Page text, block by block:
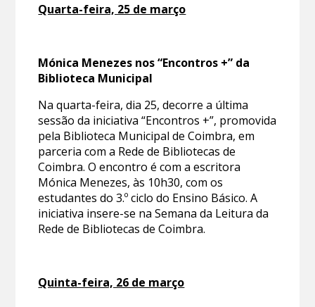
Quarta-feira, 25 de março
Mónica Menezes nos “Encontros +” da
Biblioteca Municipal
Na quarta-feira, dia 25, decorre a última
sessão da iniciativa “Encontros +”, promovida
pela Biblioteca Municipal de Coimbra, em
parceria com a Rede de Bibliotecas de
Coimbra. O encontro é com a escritora
Mónica Menezes, às 10h30, com os
estudantes do 3.º ciclo do Ensino Básico. A
iniciativa insere-se na Semana da Leitura da
Rede de Bibliotecas de Coimbra.
Quinta-feira, 26 de março